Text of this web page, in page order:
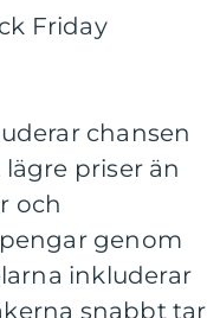
Friday
chansen
priser än
och
genom
inkluderar
snabbt tar